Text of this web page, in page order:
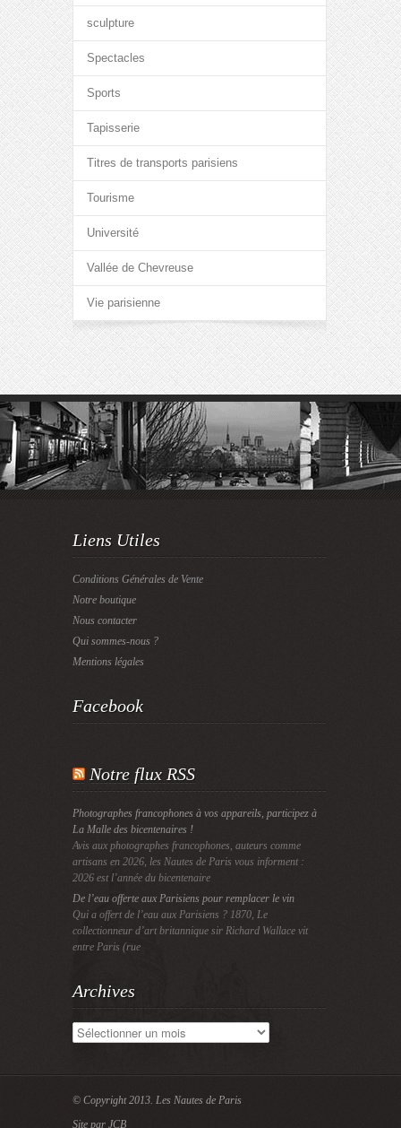
sculpture
Spectacles
Sports
Tapisserie
Titres de transports parisiens
Tourisme
Université
Vallée de Chevreuse
Vie parisienne
Liens Utiles
Conditions Générales de Vente
Notre boutique
Nous contacter
Qui sommes-nous ?
Mentions légales
Facebook
Notre flux RSS
Photographes francophones à vos appareils, participez à
La Malle des bicentenaires !
Avis aux photographes francophones, auteurs comme
artisans en 2026, les Nautes de Paris vous informent :
2026 est l’année du bicentenaire
De l’eau offerte aux Parisiens pour remplacer le vin
Qui a offert de l’eau aux Parisiens ? 1870, Le
collectionneur d’art britannique sir Richard Wallace vit
entre Paris (rue
Archives
Archives
© Copyright 2013. Les Nautes de Paris
Site par JCB